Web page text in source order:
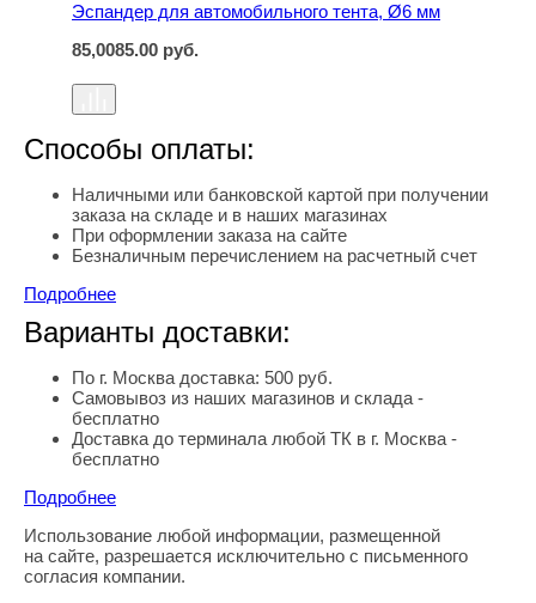
Эспандер для автомобильного тента, Ø6 мм
85,0085.00 руб.
Способы оплаты:
Наличными или банковской картой при получении
заказа на складе и в наших магазинах
При оформлении заказа на сайте
Безналичным перечислением на расчетный счет
Подробнее
Варианты доставки:
По г. Москва доставка: 500 руб.
Самовывоз из наших магазинов и склада -
бесплатно
Доставка до терминала любой ТК в г. Москва -
бесплатно
Подробнее
Правовая информация
Использование любой информации, размещенной
на сайте, разрешается исключительно с письменного
согласия компании.